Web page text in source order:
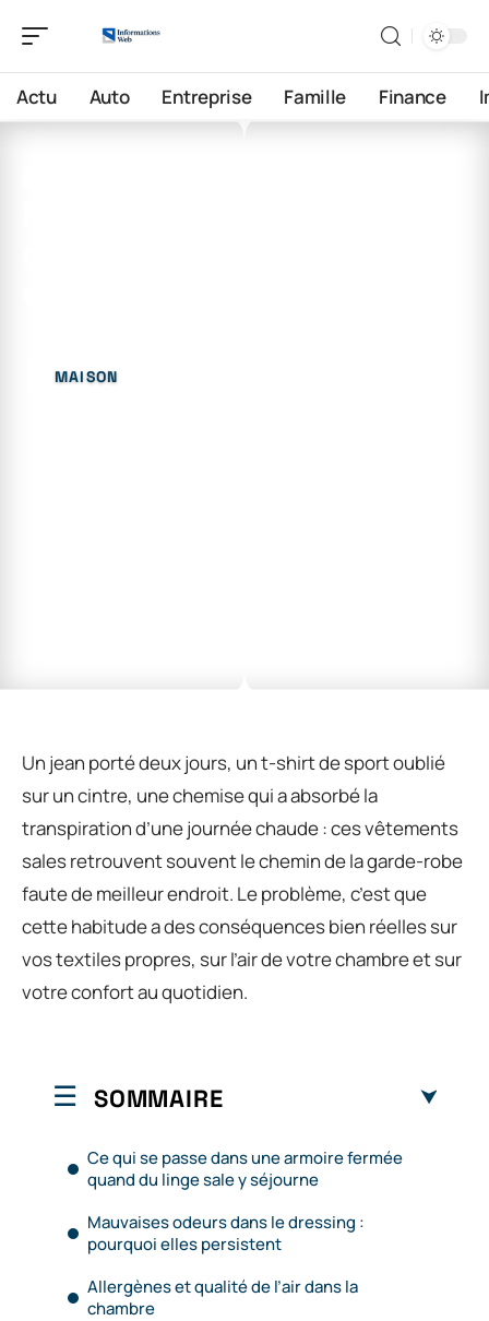
Actu Auto Entreprise Famille Finance
MAISON
Un jean porté deux jours, un t-shirt de sport oublié
sur un cintre, une chemise qui a absorbé la
transpiration d’une journée chaude : ces vêtements
sales retrouvent souvent le chemin de la garde-robe
faute de meilleur endroit. Le problème, c’est que
cette habitude a des conséquences bien réelles sur
vos textiles propres, sur l’air de votre chambre et sur
votre confort au quotidien.
SOMMAIRE
Ce qui se passe dans une armoire fermée
quand du linge sale y séjourne
Mauvaises odeurs dans le dressing :
pourquoi elles persistent
Allergènes et qualité de l’air dans la
chambre